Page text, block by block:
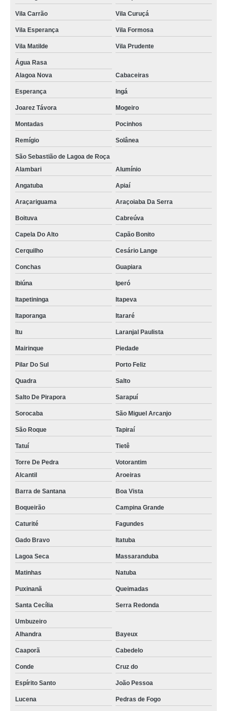
Vila Carrão Vila Curuçá
Vila Esperança Vila Formosa
Vila Matilde Vila Prudente
Água Rasa
Alagoa Nova
Cabaceiras
Esperança Ingá
Joarez Távora Mogeiro
Montadas Pocinhos
Remígio Solânea
São Sebastião de Lagoa de Roça
Alambari
Alumínio
Angatuba Apiaí
Araçariguama Araçoiaba Da Serra
Boituva Cabreúva
Capela Do Alto Capão Bonito
Cerquilho Cesário Lange
Conchas Guapiara
Ibiúna Iperó
Itapetininga Itapeva
Itaporanga Itararé
Itu Laranjal Paulista
Mairinque Piedade
Pilar Do Sul Porto Feliz
Quadra Salto
Salto De Pirapora Sarapuí
Sorocaba São Miguel Arcanjo
São Roque Tapiraí
Tatuí Tietê
Torre De Pedra
Votorantim
Alcantil
Aroeiras
Barra de Santana Boa Vista
Boqueirão Campina Grande
Caturité Fagundes
Gado Bravo Itatuba
Lagoa Seca Massaranduba
Matinhas Natuba
Puxinanã Queimadas
Santa Cecília Serra Redonda
Umbuzeiro
Alhandra
Bayeux
Caaporã Cabedelo
Conde Cruz do
Espírito Santo João Pessoa
Lucena Pedras de Fogo